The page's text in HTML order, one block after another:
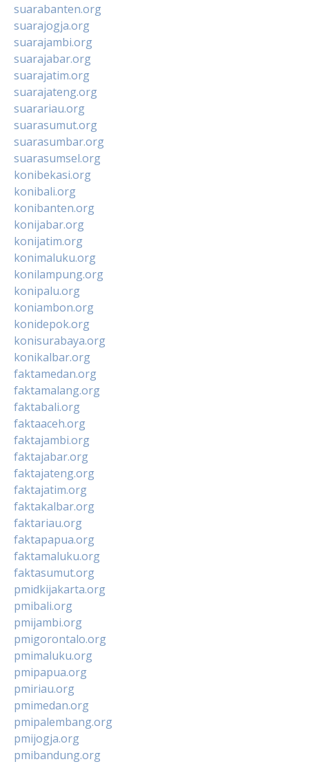
suarabanten.org
suarajogja.org
suarajambi.org
suarajabar.org
suarajatim.org
suarajateng.org
suarariau.org
suarasumut.org
suarasumbar.org
suarasumsel.org
konibekasi.org
konibali.org
konibanten.org
konijabar.org
konijatim.org
konimaluku.org
konilampung.org
konipalu.org
koniambon.org
konidepok.org
konisurabaya.org
konikalbar.org
faktamedan.org
faktamalang.org
faktabali.org
faktaaceh.org
faktajambi.org
faktajabar.org
faktajateng.org
faktajatim.org
faktakalbar.org
faktariau.org
faktapapua.org
faktamaluku.org
faktasumut.org
pmidkijakarta.org
pmibali.org
pmijambi.org
pmigorontalo.org
pmimaluku.org
pmipapua.org
pmiriau.org
pmimedan.org
pmipalembang.org
pmijogja.org
pmibandung.org